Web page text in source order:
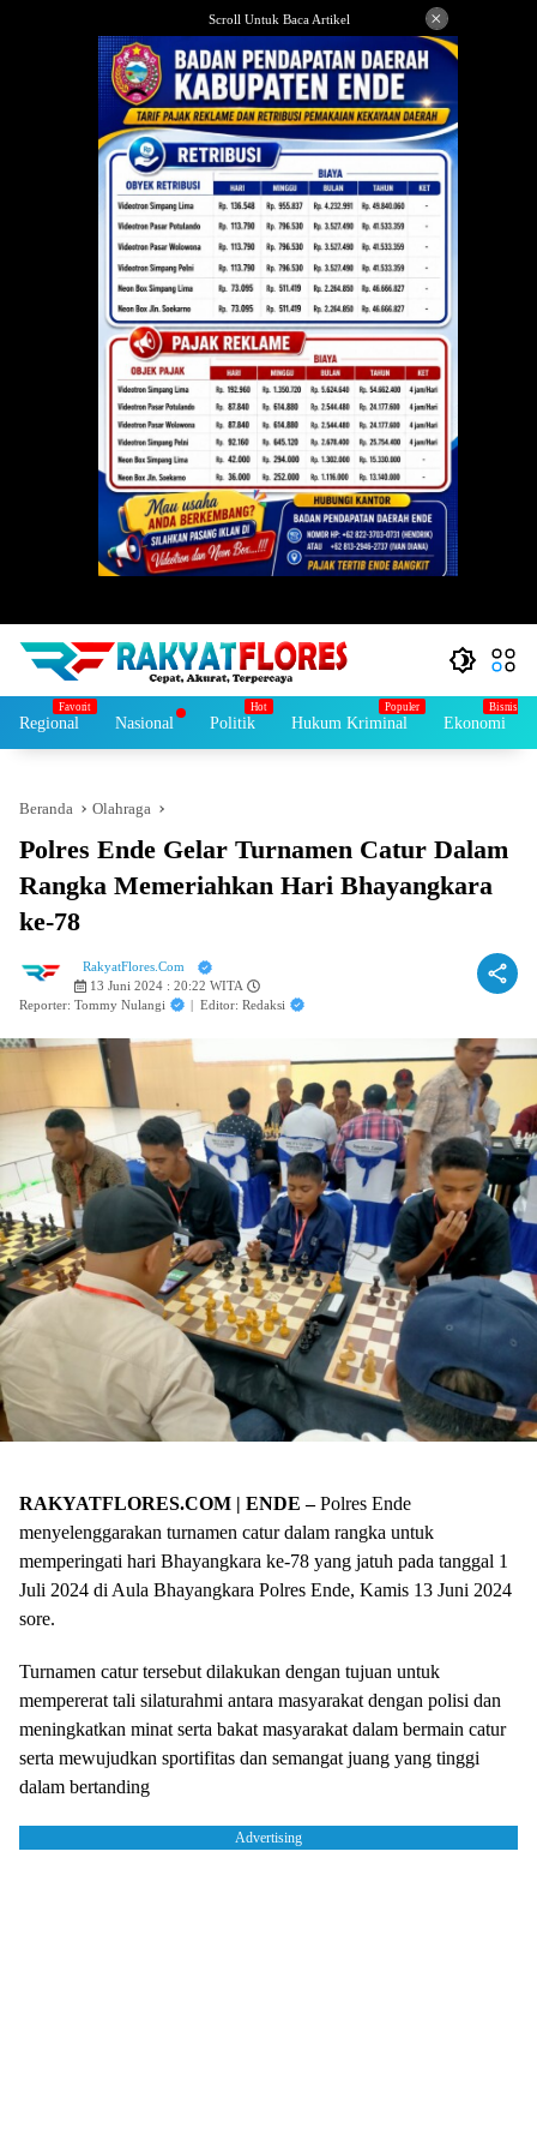
Scroll Untuk Baca Artikel ×
Regional Nasional Politik Hukum Kriminal Ekonomi
Beranda Olahraga
Polres Ende Gelar Turnamen Catur Dalam
Rangka Memeriahkan Hari Bhayangkara
ke-78
RakyatFlores.Com
13 Juni 2024 : 20:22 WITA
Reporter: Tommy Nulangi
| Editor: Redaksi
RAKYATFLORES.COM | ENDE –Polres Ende
menyelenggarakan turnamen catur dalam rangka untuk
memperingati hari Bhayangkara ke-78 yang jatuh pada tanggal 1
Juli 2024 di Aula Bhayangkara Polres Ende, Kamis 13 Juni 2024
sore.
Turnamen catur tersebut dilakukan dengan tujuan untuk
mempererat tali silaturahmi antara masyarakat dengan polisi dan
meningkatkan minat serta bakat masyarakat dalam bermain catur
serta mewujudkan sportifitas dan semangat juang yang tinggi
dalam bertanding
Advertising